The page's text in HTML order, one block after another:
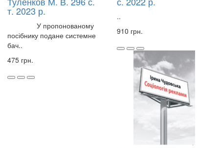
т. 2023 р.
У пропонованому
посібнику подане системне
бач..
475 грн.
..
910 грн.